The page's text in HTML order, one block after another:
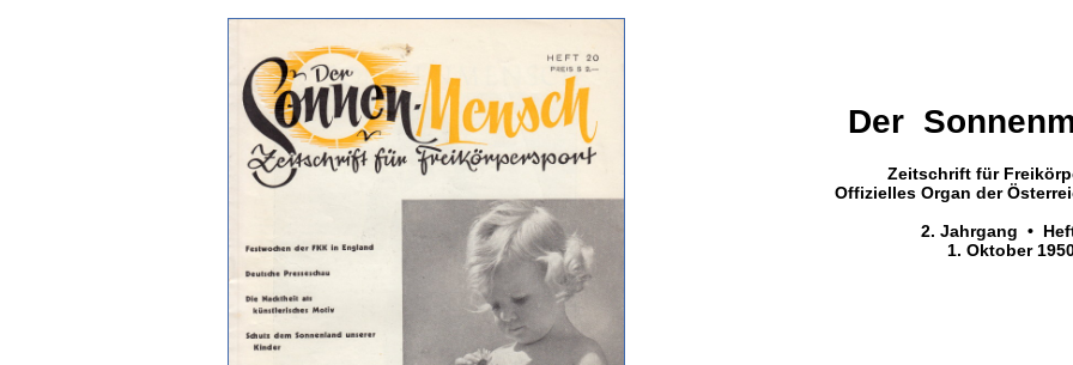
Der
Zeitschrift für
Offizielles Organ der
2. Jahrgang •
1. Oktober